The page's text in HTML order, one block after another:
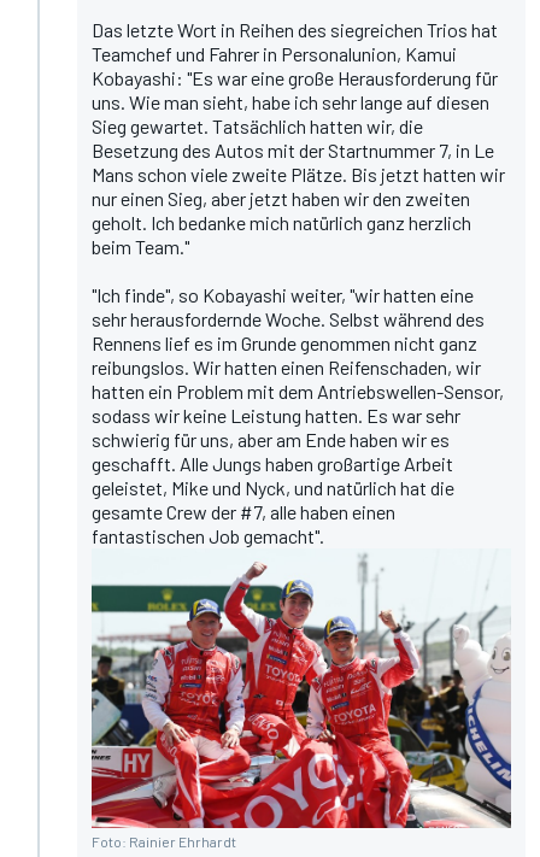
Das letzte Wort in Reihen des siegreichen Trios hat
Teamchef und Fahrer in Personalunion, Kamui
Kobayashi: "Es war eine große Herausforderung für
uns. Wie man sieht, habe ich sehr lange auf diesen
Sieg gewartet. Tatsächlich hatten wir, die
Besetzung des Autos mit der Startnummer 7, in Le
Mans schon viele zweite Plätze. Bis jetzt hatten wir
nur einen Sieg, aber jetzt haben wir den zweiten
geholt. Ich bedanke mich natürlich ganz herzlich
beim Team."
"Ich finde", so Kobayashi weiter, "wir hatten eine
sehr herausfordernde Woche. Selbst während des
Rennens lief es im Grunde genommen nicht ganz
reibungslos. Wir hatten einen Reifenschaden, wir
hatten ein Problem mit dem Antriebswellen-Sensor,
sodass wir keine Leistung hatten. Es war sehr
schwierig für uns, aber am Ende haben wir es
geschafft. Alle Jungs haben großartige Arbeit
geleistet, Mike und Nyck, und natürlich hat die
gesamte Crew der #7, alle haben einen
fantastischen Job gemacht".
Foto: Rainier Ehrhardt